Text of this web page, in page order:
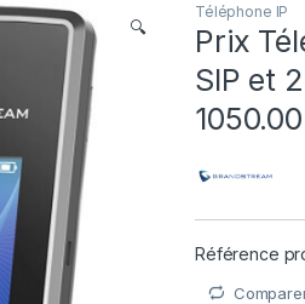
🔍
Téléphone IP
Prix
SIP et
Référence